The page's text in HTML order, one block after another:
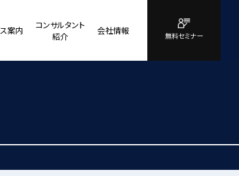
案内
コンサルタント
紹介
会社情報 無料セミナー